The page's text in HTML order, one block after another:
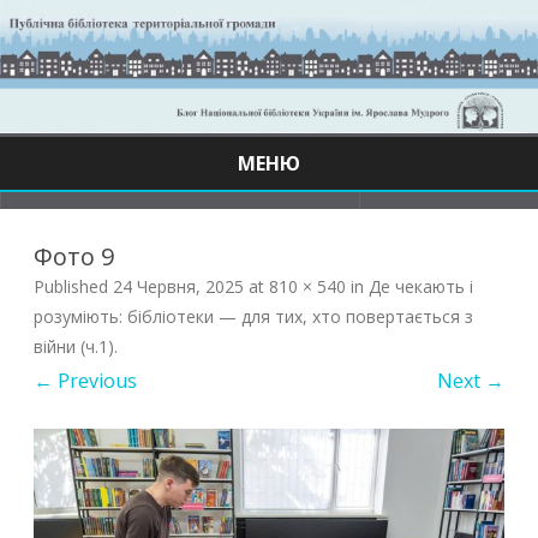
МЕНЮ
Фото 9
Published 24 Червня, 2025 at 810 × 540 in Де чекають і
розуміють: бібліотеки — для тих, хто повертається з
війни (ч.1).
← Previous Next →